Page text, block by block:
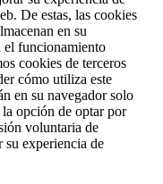
De estas, las cookies
en su
el funcionamiento
cookies de terceros
cómo utiliza este
en su navegador solo
opción de optar por
voluntaria de
su experiencia de